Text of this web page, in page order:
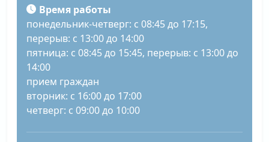
Время работы
понедельник-четверг: с 08:45 до 17:15,
перерыв: с 13:00 до 14:00
пятница: с 08:45 до 15:45, перерыв: с 13:00 до
14:00
прием граждан
вторник: с 16:00 до 17:00
четверг: с 09:00 до 10:00